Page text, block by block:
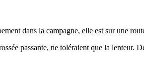
dans la campagne, elle est sur une
passante, ne toléraient que la lenteur.